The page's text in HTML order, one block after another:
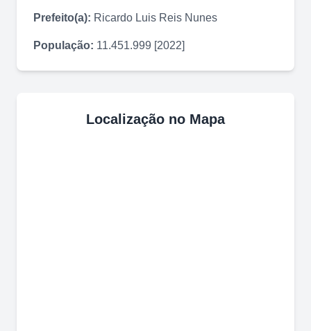
Prefeito(a): Ricardo Luis Reis Nunes
População: 11.451.999 [2022]
Localização no Mapa